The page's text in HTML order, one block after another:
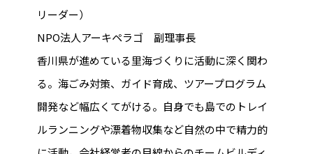
リーダー）
NPO法人アーキペラゴ 副理事長
香川県が進めている里海づくりに活動に深く関わ
る。海ごみ対策、ガイド育成、ツアープログラム
開発など幅広くてがける。自身でも島でのトレイ
ルランニングや漂着物収集など自然の中で精力的